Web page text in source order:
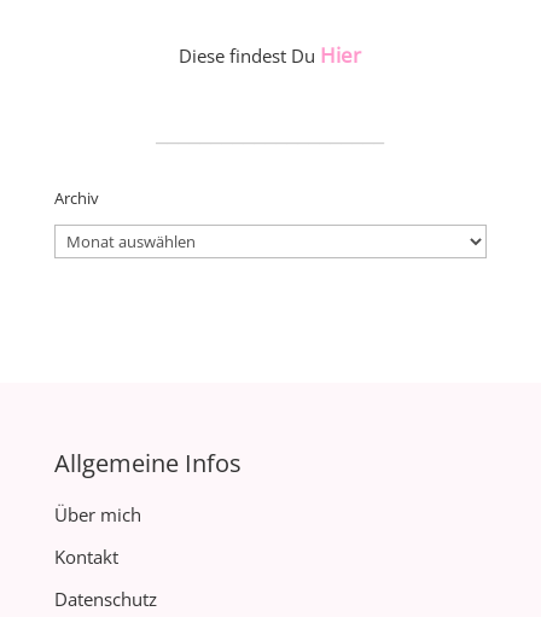
Diese findest Du Hier
Archiv
Archiv
Allgemeine Infos
Über mich
Kontakt
Datenschutz